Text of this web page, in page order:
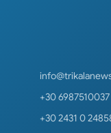
+30 6987510037
+30 2431 0